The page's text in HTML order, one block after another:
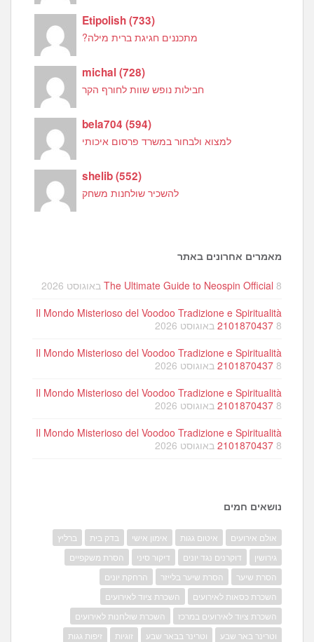
Etipolish(733)
מתכננים חגיגת ברית מילה?
michal(728)
חבילות נופש שוות לחורף הקר
bela704(594)
למצוא ולבחור במשרד פרסום איכותי
shelib(552)
להשכיר שולחנות משחק
מאמרים אחרונים באתר
The Ultimate Guide to Neospin Official 8 באוגוסט 2026
Il Mondo Misterioso del Voodoo Tradizione e Spiritualità
2101870437 8 באוגוסט 2026
Il Mondo Misterioso del Voodoo Tradizione e Spiritualità
2101870437 8 באוגוסט 2026
Il Mondo Misterioso del Voodoo Tradizione e Spiritualità
2101870437 8 באוגוסט 2026
Il Mondo Misterioso del Voodoo Tradizione e Spiritualità
2101870437 8 באוגוסט 2026
נושאים חמים
אולם אירועים איטום גגות אימון אישי בדק בית
ברליץ
גירושין
דוקרנים נגד יונים דיקור סיני
הסרת משקפיים
הסרת שיער
הסרת שיער בלייזר
הרחקת יונים
השכרת כסאות לאירועים
השכרת ציוד לאירועים
השכרת ציוד לאירועים במרכז
השכרת שולחנות לאירועים
וטרינר באר שבע
וטרינר בבאר שבע זוגיות זיפות גגות